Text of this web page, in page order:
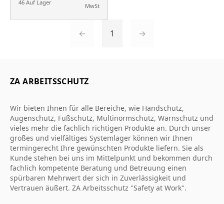
46 Auf Lager
MwSt
← 1 →
ZA ARBEITSSCHUTZ
Wir bieten Ihnen für alle Bereiche, wie Handschutz,
Augenschutz, Fußschutz, Multinormschutz, Warnschutz und
vieles mehr die fachlich richtigen Produkte an. Durch unser
großes und vielfältiges Systemlager können wir Ihnen
termingerecht Ihre gewünschten Produkte liefern. Sie als
Kunde stehen bei uns im Mittelpunkt und bekommen durch
fachlich kompetente Beratung und Betreuung einen
spürbaren Mehrwert der sich in Zuverlässigkeit und
Vertrauen äußert. ZA Arbeitsschutz "Safety at Work".